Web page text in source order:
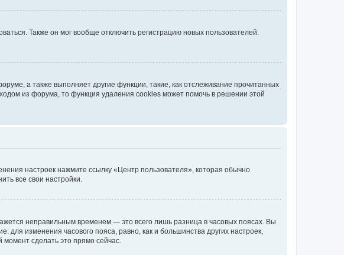
Также он мог вообще отключить регистрацию новых пользователей.
а также выполняет другие функции, такие, как отслеживание прочитанных
из форума, то функция удаления cookies может помочь в решении этой
настроек нажмите ссылку «Центр пользователя», которая обычно
все свои настройки.
неправильным временем — это всего лишь разница в часовых поясах. Вы
изменения часового пояса, равно, как и большинства других настроек,
сделать это прямо сейчас.